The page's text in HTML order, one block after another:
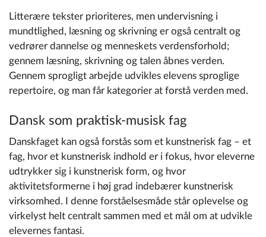
Litterære tekster prioriteres, men undervisning i
mundtlighed, læsning og skrivning er også centralt og
vedrører dannelse og menneskets verdensforhold;
gennem læsning, skrivning og talen åbnes verden.
Gennem sprogligt arbejde udvikles elevens sproglige
repertoire, og man får kategorier at forstå verden med.
Dansk som praktisk-musisk fag
Danskfaget kan også forstås som et kunstnerisk fag – et
fag, hvor et kunstnerisk indhold er i fokus, hvor eleverne
udtrykker sig i kunstnerisk form, og hvor
aktivitetsformerne i høj grad indebærer kunstnerisk
virksomhed. I denne forståelsesmåde står oplevelse og
virkelyst helt centralt sammen med et mål om at udvikle
elevernes fantasi.